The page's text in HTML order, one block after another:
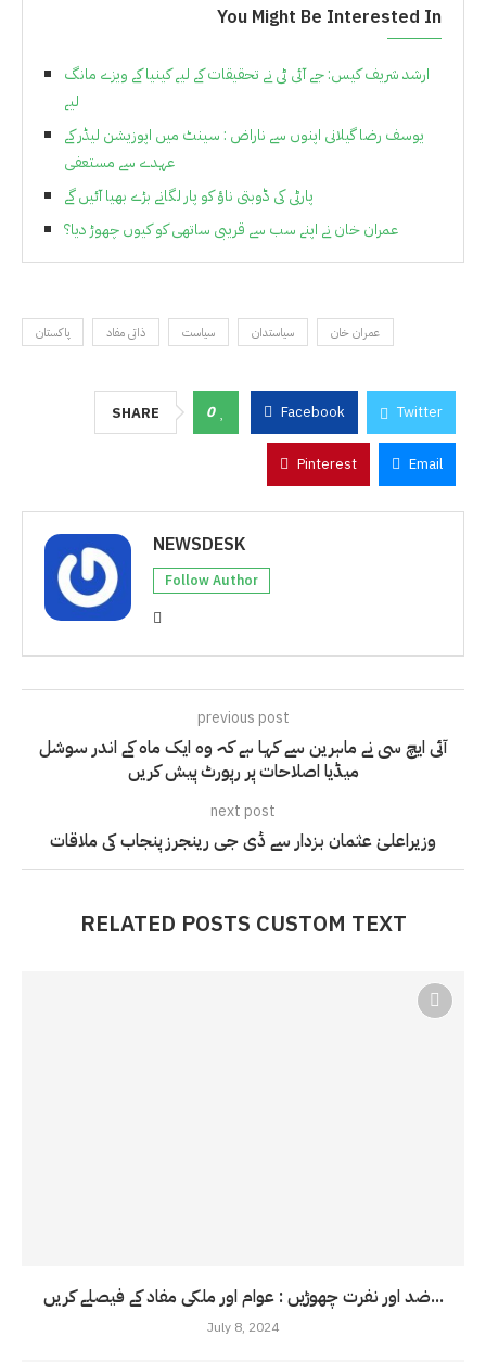
You Might Be Interested In
ارشد شریف کیس: جے آئی ٹی نے تحقیقات کے لیے کینیا کے ویزے مانگ
لیے
یوسف رضا گیلانی اپنوں سے ناراض : سینٹ میں اپوزیشن لیڈر کے
عہدے سے مستعفی
پارٹی کی ڈوبتی ناؤ کو پار لگانے بڑے بھیا آئیں گے
عمران خان نے اپنے سب سے قریبی ساتھی کو کیوں چھوڑ دیا؟
پاکستان ذاتی مفاد سیاست سیاستدان عمران خان
SHARE 0 Facebook Twitter
Pinterest Email
NEWSDESK
Follow Author
previous post
آئی ایچ سی نے ماہرین سے کہا ہے کہ وہ ایک ماہ کے اندر سوشل
میڈیا اصلاحات پر رپورٹ پیش کریں
next post
وزیراعلیٰ عثمان بزدار سے ڈی جی رینجرز پنجاب کی ملاقات
RELATED POSTS CUSTOM TEXT
ضد اور نفرت چھوڑیں : عوام اور ملکی مفاد کے فیصلے کریں...
July 8, 2024